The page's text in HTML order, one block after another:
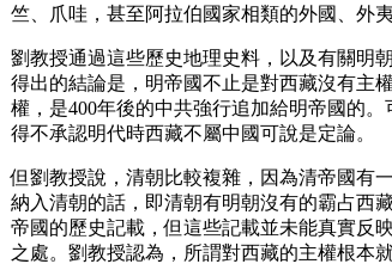
竺、爪哇，甚至阿拉伯國家相類的外國、外
劉教授通過這些歷史地理史料，以及有關明
得出的結論是，明帝國不止是對西藏沒有主
權，是400年後的中共強行追加給明帝國的
得不承認明代時西藏不屬中國可說是定論。
但劉教授說，清朝比較複雜，因為清帝國有
納入清朝的話，即清朝有明朝沒有的霸占西
帝國的歷史記載，但這些記載並未能真實反
之處。劉教授認為，所謂對西藏的主權根本